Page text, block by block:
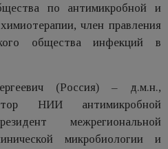
по антимикробной и
член правления
общества инфекций в
(Россия) – д.м.н.,
НИИ антимикробной
межрегиональной
микробиологии и